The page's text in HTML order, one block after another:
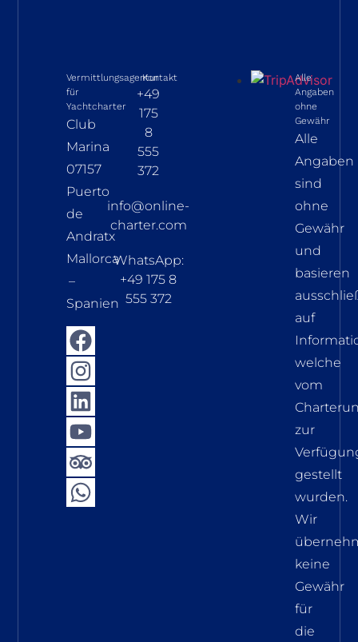
Vermittlungsagentur
für
Yachtcharter
Club
Marina
07157
Puerto
de
Andratx
Mallorca
–
Spanien
Kontakt
+49
175
8
555
372
info@online-
charter.com
WhatsApp:
+49 175 8
555 372
Alle
Angaben
ohne
Gewähr
Alle
Angaben
sind
ohne
Gewähr
und
basieren
auf
welche
vom
zur
gestellt
wurden.
Wir
keine
Gewähr
für
die